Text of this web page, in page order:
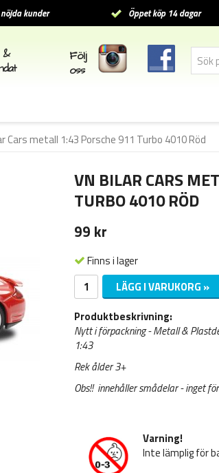
kunder Öppet köp 14 dagar
&
Följ
oss
Cars metall 1:43 Porsche 911 Turbo 4010 Röd
VN BILAR CARS
TURBO 4010 RÖD
99 kr
Finns i lager
LÄGG I VARUKORG »
Produktbeskrivning:
Nytt i förpackning - Metall &
1:43
Rek ålder 3+
Obs!! innehåller smådelar - inget
Varning!
Inte lämplig för